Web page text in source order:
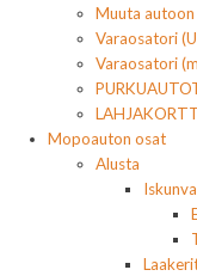
Muuta autoon
Varaosatori
Varaosatori
Mopoauton osat
Alusta